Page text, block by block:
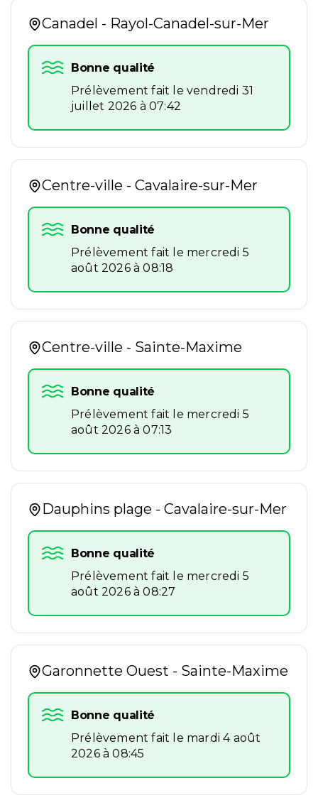
Canadel - Rayol-Canadel-sur-Mer
Bonne qualité
Prélèvement fait le vendredi 31
juillet 2026 à 07:42
Centre-ville - Cavalaire-sur-Mer
Bonne qualité
Prélèvement fait le mercredi 5
août 2026 à 08:18
Centre-ville - Sainte-Maxime
Bonne qualité
Prélèvement fait le mercredi 5
août 2026 à 07:13
Dauphins plage - Cavalaire-sur-Mer
Bonne qualité
Prélèvement fait le mercredi 5
août 2026 à 08:27
Garonnette Ouest - Sainte-Maxime
Bonne qualité
Prélèvement fait le mardi 4 août
2026 à 08:45